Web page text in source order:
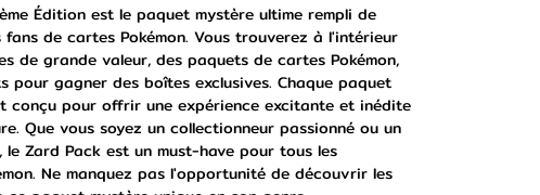
Édition est le paquet mystère ultime rempli de
de cartes Pokémon. Vous trouverez à l'intérieur
de grande valeur, des paquets de cartes Pokémon,
pour gagner des boîtes exclusives. Chaque paquet
conçu pour offrir une expérience excitante et inédite
Que vous soyez un collectionneur passionné ou un
le Zard Pack est un must-have pour tous les
Ne manquez pas l'opportunité de découvrir les